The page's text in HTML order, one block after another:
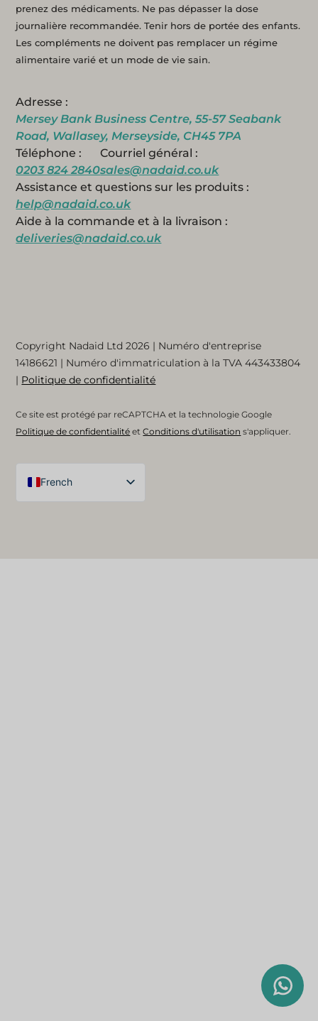
prenez des médicaments. Ne pas dépasser la dose
journalière recommandée. Tenir hors de portée des enfants.
Les compléments ne doivent pas remplacer un régime
alimentaire varié et un mode de vie sain.
Adresse :
Mersey Bank Business Centre, 55-57 Seabank
Road, Wallasey, Merseyside, CH45 7PA
Téléphone :
0203 824 2840
Courriel général :
sales@nadaid.co.uk
Assistance et questions sur les produits :
help@nadaid.co.uk
Aide à la commande et à la livraison :
deliveries@nadaid.co.uk
Copyright Nadaid Ltd 2026 | Numéro d'entreprise
14186621 | Numéro d'immatriculation à la TVA443433804
| Politique de confidentialité
Ce site est protégé par reCAPTCHA et la technologie Google
Politique de confidentialité etConditions d'utilisation s'appliquer.
French